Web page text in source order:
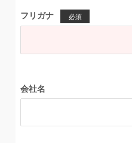
フリガナ 必須
会社名